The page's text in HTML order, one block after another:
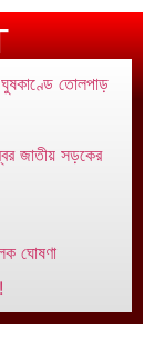
তোলপাড়
জাতীয় সড়কের
ঘোষণা